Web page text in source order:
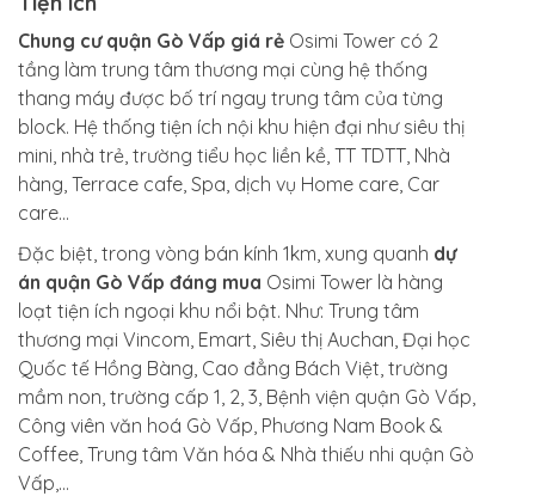
Chung cư quận Gò Vấp giá rẻ Osimi Tower có 2
tầng làm trung tâm thương mại cùng hệ thống
thang máy được bố trí ngay trung tâm của từng
block. Hệ thống tiện ích nội khu hiện đại như siêu thị
mini, nhà trẻ, trường tiểu học liền kề, TT TDTT, Nhà
hàng, Terrace cafe, Spa, dịch vụ Home care, Car
care…
Đặc biệt, trong vòng bán kính 1km, xung quanh dự
án quận Gò Vấp đáng mua Osimi Tower là hàng
loạt tiện ích ngoại khu nổi bật. Như: Trung tâm
thương mại Vincom, Emart, Siêu thị Auchan, Đại học
Quốc tế Hồng Bàng, Cao đẳng Bách Việt, trường
mầm non, trường cấp 1, 2, 3, Bệnh viện quận Gò Vấp,
Công viên văn hoá Gò Vấp, Phương Nam Book &
Coffee, Trung tâm Văn hóa & Nhà thiếu nhi quận Gò
Vấp,…